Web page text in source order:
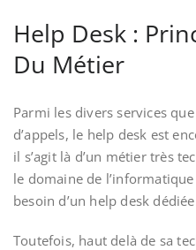
Help Desk :
Du Métier
Parmi les divers services
d’appels, le help desk est
il s’agit là d’un métier très
le domaine de
besoin d’un help desk
Toutefois, haut delà de sa